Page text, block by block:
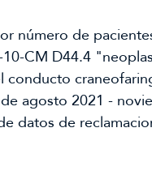
número de
CM D44.4
conducto
agosto 2021 -
datos de